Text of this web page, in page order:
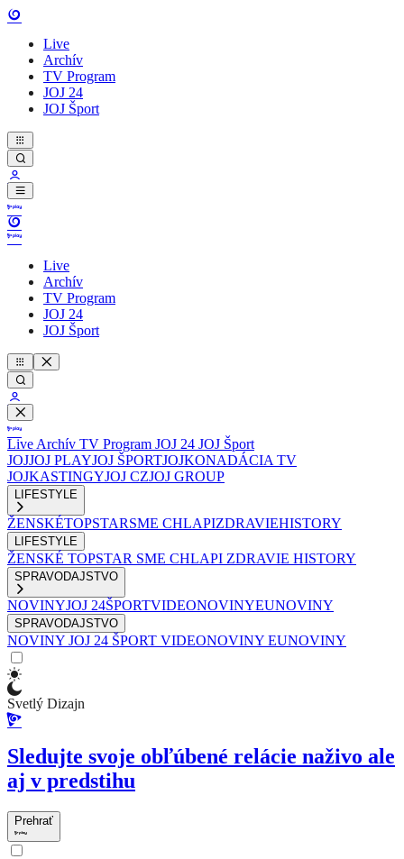
Live
Archív
TV Program
JOJ 24
JOJ Šport
Live
Archív
TV Program
JOJ 24
JOJ Šport
Live Archív TV Program JOJ 24 JOJ Šport
JOJJOJ PLAYJOJ ŠPORTJOJKONADÁCIA TV
JOJKASTINGYJOJ CZJOJ GROUP
LIFESTYLE
ŽENSKÉTOPSTARSME CHLAPIZDRAVIEHISTORY
LIFESTYLE
ŽENSKÉ TOPSTAR SME CHLAPI ZDRAVIE HISTORY
SPRAVODAJSTVO
NOVINYJOJ 24ŠPORTVIDEONOVINYEUNOVINY
SPRAVODAJSTVO
NOVINY JOJ 24 ŠPORT VIDEONOVINY EUNOVINY
Svetlý Dizajn
Sledujte svoje obľúbené relácie naživo ale
aj v predstihu
Prehrať